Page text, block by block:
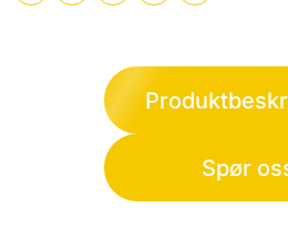
Spør